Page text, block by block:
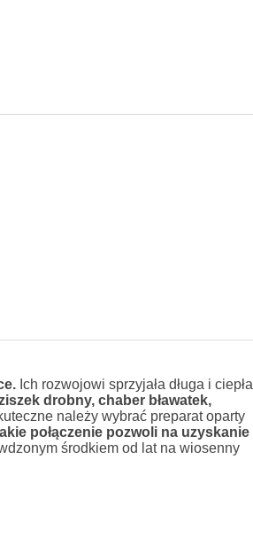
Ich rozwojowi sprzyjała długa i ciepła
drobny, chaber bławatek,
należy wybrać preparat oparty
połączenie pozwoli na uzyskanie
środkiem od lat na wiosenny